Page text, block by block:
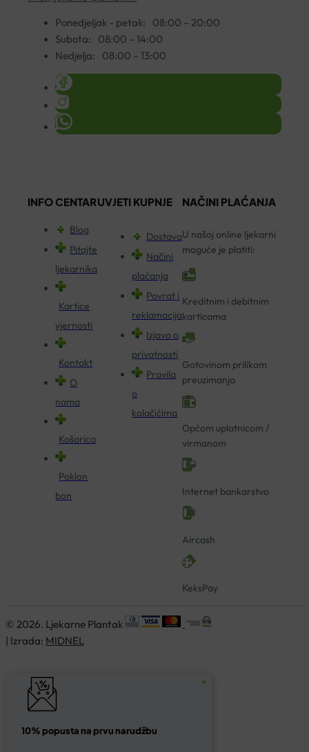
Ponedjeljak - petak:
08:00 – 20:00
Subota:
08:00 – 14:00
Nedjelja:
08:00 – 13:00
INFO CENTAR
Blog
Pitajte
ljekarnika
Kartice
vjernosti
Kontakt
O
nama
Košarica
Poklon
bon
UVJETI KUPNJE
Dostava
Načini
plaćanja
Povrat i
reklamacija
Izjava o
privatnosti
Pravila
o
kolačićima
NAČINI PLAĆANJA
U našoj online ljekarni
moguće je platiti:
Kreditnim i debitnim
karticama
Gotovinom prilikom
preuzimanja
Općom uplatnicom /
virmanom
Internet bankarstvo
Aircash
KeksPay
© 2026. Ljekarne Plantak
| Izrada: MIDNEL
10% popusta na prvu narudžbu